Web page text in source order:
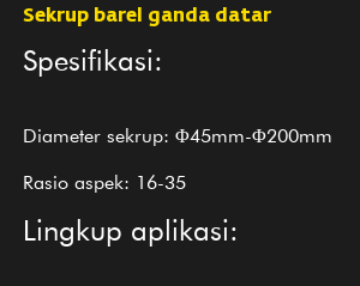
Sekrup barel ganda datar
Spesifikasi:
Diameter sekrup: Φ45mm-Φ200mm
Rasio aspek: 16-35
Lingkup aplikasi: